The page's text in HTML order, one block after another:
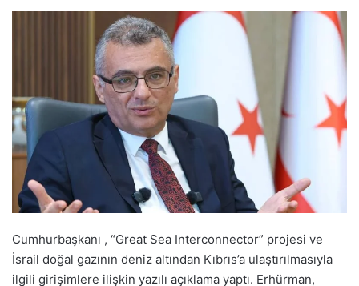
Cumhurbaşkanı , “Great Sea Interconnector” projesi ve
İsrail doğal gazının deniz altından Kıbrıs’a ulaştırılmasıyla
ilgili girişimlere ilişkin yazılı açıklama yaptı. Erhürman,